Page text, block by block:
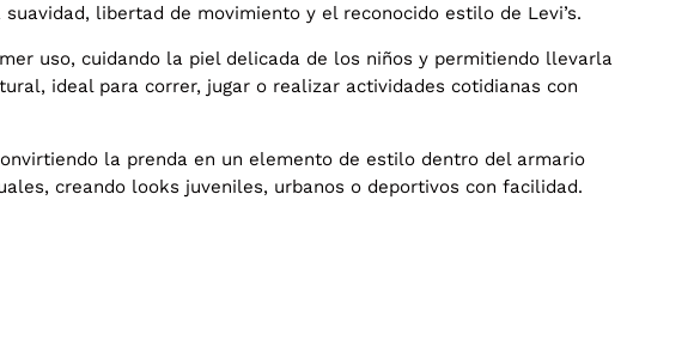
libertad de movimiento y el reconocido estilo de Levi’s.
uso, cuidando la piel delicada de los niños y permitiendo llevarla
ideal para correr, jugar o realizar actividades cotidianas con
la prenda en un elemento de estilo dentro del armario
creando looks juveniles, urbanos o deportivos con facilidad.